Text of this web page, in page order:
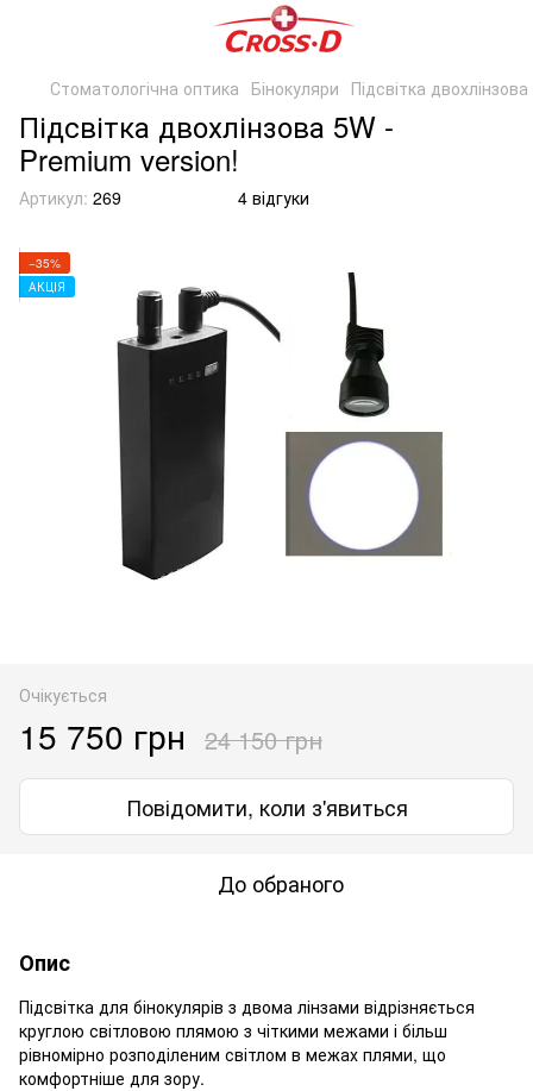
Стоматологічна оптика Бінокуляри Підсвітка
Підсвітка двохлінзова 5W -
Premium version!
Артикул: 269 4 відгуки
−35%
АКЦІЯ
Очікується
15 750 грн 24 150 грн
Повідомити, коли з'явиться
До обраного
Опис
Підсвітка для бінокулярів з двома лінзами відрізняється
круглою світловою плямою з чіткими межами і більш
рівномірно розподіленим світлом в межах плями, що
комфортніше для зору.